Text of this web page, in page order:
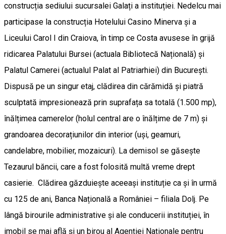
construcția sediului sucursalei Galați a instituției. Nedelcu mai
participase la construcția Hotelului Casino Minerva și a
Liceului Carol I din Craiova, în timp ce Costa avusese în grijă
ridicarea Palatului Bursei (actuala Bibliotecă Națională) și
Palatul Camerei (actualul Palat al Patriarhiei) din București.
Dispusă pe un singur etaj, clădirea din cărămidă și piatră
sculptată impresionează prin suprafața sa totală (1.500 mp),
înălțimea camerelor (holul central are o înălțime de 7 m) și
grandoarea decorațiunilor din interior (uși, geamuri,
candelabre, mobilier, mozaicuri). La demisol se găsește
Tezaurul băncii, care a fost folosită multă vreme drept
casierie. Clădirea găzduiește aceeași instituție ca și în urmă
cu 125 de ani, Banca Națională a României – filiala Dolj. Pe
lângă birourile administrative și ale conducerii instituției, în
imobil se mai află și un birou al Agenției Naționale pentru